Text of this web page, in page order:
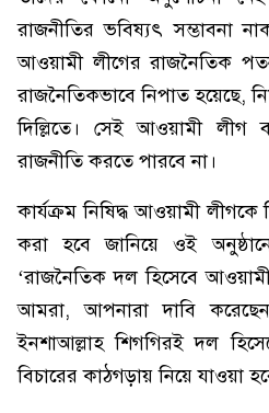
রাজনীতির ভবিষ্যৎ সম্ভাবনা
আওয়ামী লীগের রাজনৈতিক
রাজনৈতিকভাবে নিপাত হয়েছে,
দিল্লিতে। সেই আওয়ামী লীগ
রাজনীতি করতে পারবে না।
কার্যক্রম নিষিদ্ধ আওয়ামী
করা হবে জানিয়ে ওই অনুষ্ঠানে
‘রাজনৈতিক দল হিসেবে
আমরা, আপনারা দাবি
ইনশাআল্লাহ শিগগিরই দল
বিচারের কাঠগড়ায় নিয়ে যাওয়া